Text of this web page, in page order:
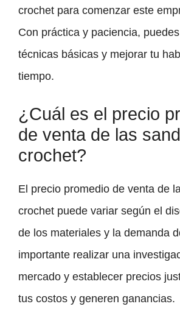
crochet para comenzar este
Con práctica y paciencia,
técnicas básicas y mejorar tu
tiempo.
¿Cuál es el precio
de venta de las
crochet?
El precio promedio de venta de
crochet puede variar según el
de los materiales y la demanda
importante realizar una
mercado y establecer precios
tus costos y generen ganancias.